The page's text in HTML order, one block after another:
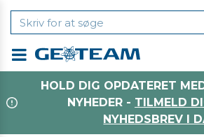
HOLD DIG OPDATERET
NYHEDER - TILMELD
NYHEDSBREV I